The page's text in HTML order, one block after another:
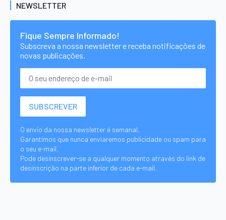
NEWSLETTER
Fique Sempre Informado!
Subscreva a nossa newsletter e receba notificações de
novas publicações.
O envio da nossa newsletter é semanal.
Garantimos que nunca enviaremos publicidade ou spam para
o seu e-mail.
Pode desinscrever-se a qualquer momento através do link de
desinscrição na parte inferior de cada e-mail.